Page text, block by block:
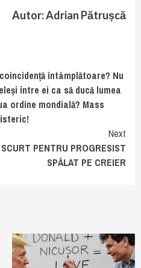
Autor: Adrian Pătrușcă
întâmplătoare? Nu
între ei ca să ducă lumea
ordine mondială? Mass
Next
PENTRU PROGRESIST
SPĂLAT PE CREIER